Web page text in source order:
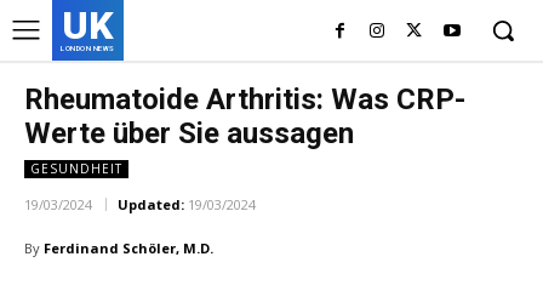
UK
LONDON NEWS
Rheumatoide Arthritis: Was CRP-
Werte über Sie aussagen
GESUNDHEIT
19/03/2024 Updated: 19/03/2024
By Ferdinand Schöler, M.D.